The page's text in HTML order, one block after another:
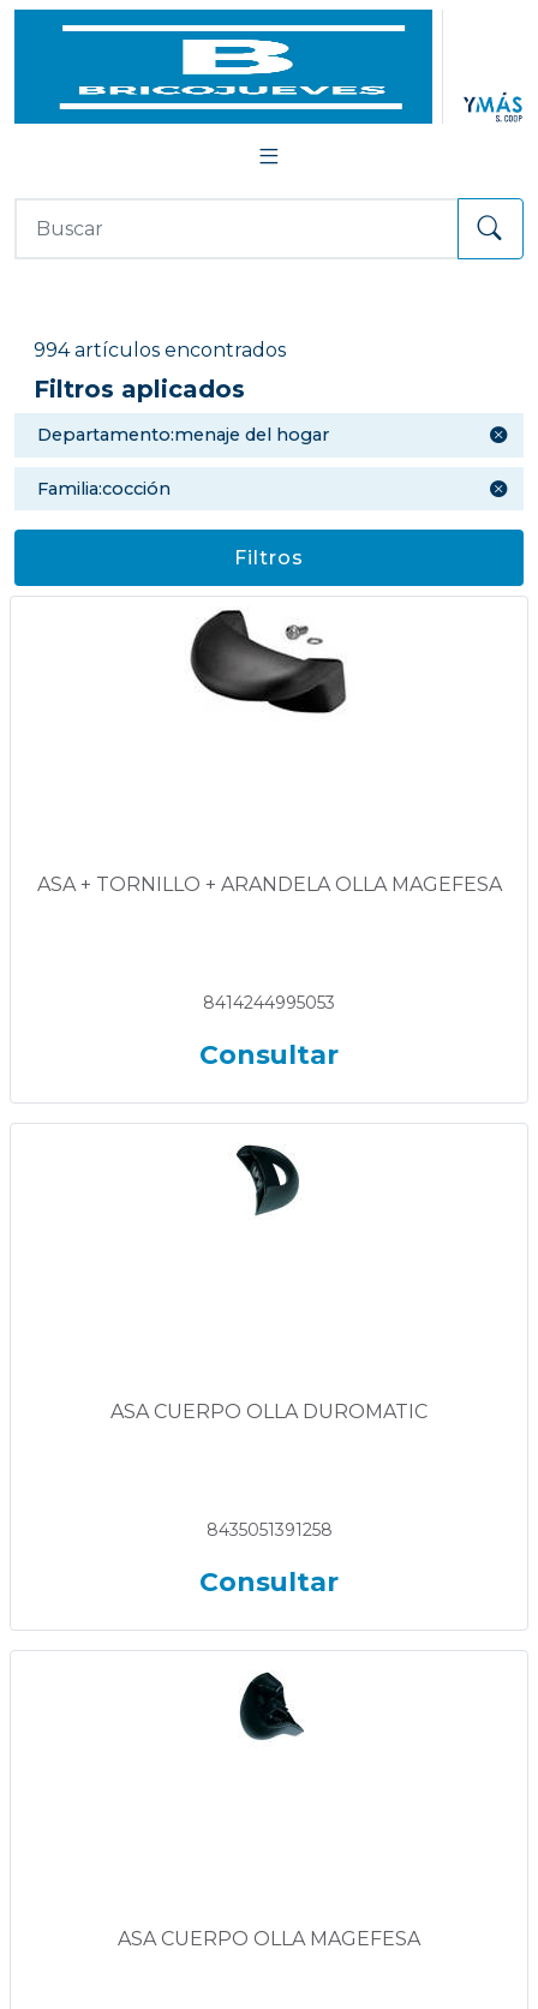
994 artículos encontrados
Filtros aplicados
departamento:menaje del hogar
familia:cocción
Filtros
ASA + TORNILLO + ARANDELA OLLA MAGEFESA
8414244995053
Consultar
ASA CUERPO OLLA DUROMATIC
8435051391258
Consultar
ASA CUERPO OLLA MAGEFESA